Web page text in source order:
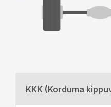
KKK (Korduma